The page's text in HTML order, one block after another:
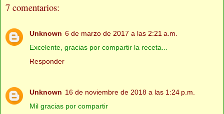
7 comentarios:
Unknown 6 de marzo de 2017 a las 2:21 a.m.
Excelente, gracias por compartir la receta...
Responder
Unknown 16 de noviembre de 2018 a las 1:24 p.m.
Mil gracias por compartir